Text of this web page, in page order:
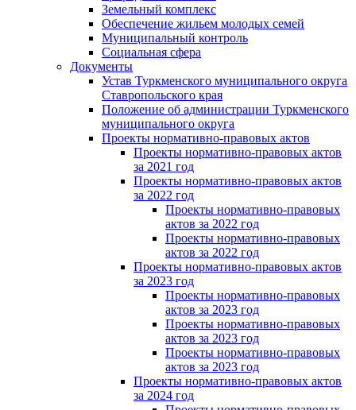
Земельный комплекс
Обеспечение жильем молодых семей
Муниципальный контроль
Социальная сфера
Документы
Устав Туркменского муниципального округа
Ставропольского края
Положение об администрации Туркменского
муниципального округа
Проекты нормативно-правовых актов
Проекты нормативно-правовых актов
за 2021 год
Проекты нормативно-правовых актов
за 2022 год
Проекты нормативно-правовых
актов за 2022 год
Проекты нормативно-правовых
актов за 2022 год
Проекты нормативно-правовых актов
за 2023 год
Проекты нормативно-правовых
актов за 2023 год
Проекты нормативно-правовых
актов за 2023 год
Проекты нормативно-правовых
актов за 2023 год
Проекты нормативно-правовых актов
за 2024 год